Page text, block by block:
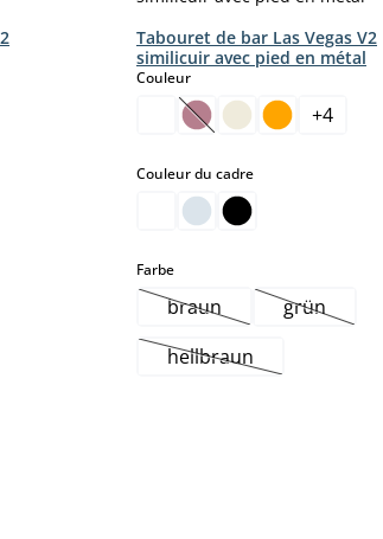
disponible pour le moment.)
disponible pour le moment.)
n'est pas disponible pour le moment.)
disponible pour le moment.)
Tabouret de bar Las Vegas V2
similicuir avec pied en métal
Couleurselect
(Cette option n'est
+4
Couleur du cadreselect
Farbeselect
braun(Cette option n'est pas
grün(Cette
hellbraun(Cette option n'est